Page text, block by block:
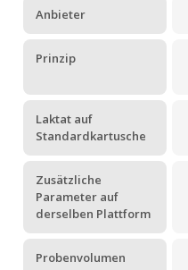
Anbieter
Prinzip
Laktat auf
Standardkartusche
Zusätzliche
Parameter auf
derselben Plattform
Probenvolumen